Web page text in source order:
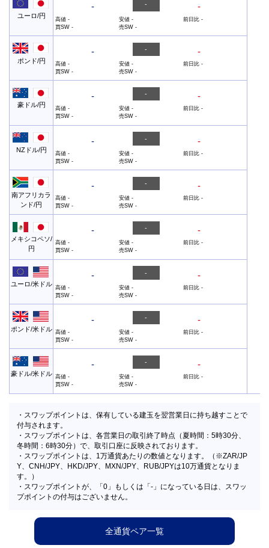
ユーロ/円
- - -
高値- 安値- 前日比 -
買SW- 売SW-
ポンド/円
- - -
高値- 安値- 前日比 -
買SW- 売SW-
豪ドル/円
- - -
高値- 安値- 前日比 -
買SW- 売SW-
NZドル/円
- - -
高値- 安値- 前日比 -
買SW- 売SW-
南アフリカラ
ンド/円
- - -
高値- 安値- 前日比 -
買SW- 売SW-
メキシコペソ/
円
- - -
高値- 安値- 前日比 -
買SW- 売SW-
ユーロ/米ドル
- - -
高値- 安値- 前日比 -
買SW- 売SW-
ポンド/米ドル
- - -
高値- 安値- 前日比 -
買SW- 売SW-
豪ドル/米ドル
- - -
高値- 安値- 前日比 -
買SW- 売SW-
・スワップポイントは、保有している建玉を翌営業日に持ち越すことで
付与されます。
・スワップポイントは、各営業日の取引終了時点（夏時間：5時30分、
冬時間：6時30分）で、取引口座に反映されております。
・スワップポイントは、1万通貨あたりの数値となります。（※ZAR/JP
Y、CNH/JPY、HKD/JPY、MXN/JPY、RUB/JPYは10万通貨となりま
す。）
・スワップポイントが、「0」もしくは「-」になっている日は、スワッ
プポイントの付与はございません。
全通貨ペア一覧